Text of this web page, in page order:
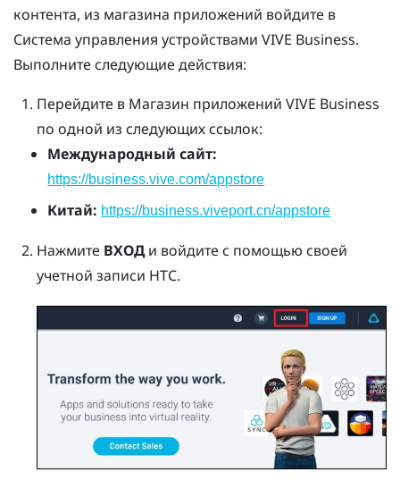
контента, из магазина приложений войдите в
Система управления устройствами VIVE Business.
Выполните следующие действия:
Перейдите в Магазин приложений VIVE Business
по одной из следующих ссылок:
Международный сайт:
https://business.vive.com/appstore
Китай: https://business.viveport.cn/appstore
Нажмите ВХОДи войдите с помощью своей
учетной записи HTC.